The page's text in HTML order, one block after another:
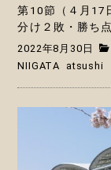
第10節（４月
分け２敗・勝
2022年8月30日
NIIGATA
atsushi